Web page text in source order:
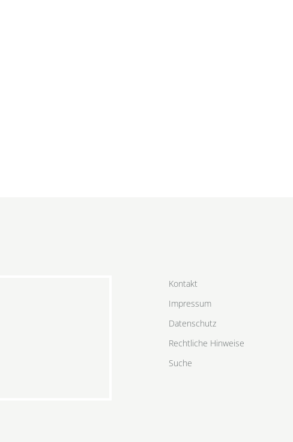
Kontakt
Impressum
Datenschutz
Rechtliche Hinweise
Suche